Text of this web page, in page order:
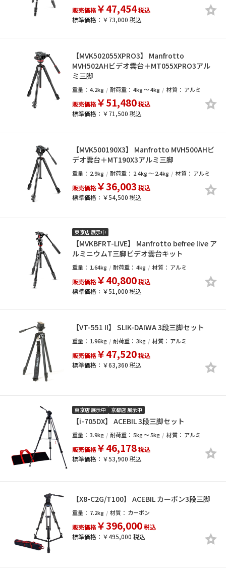
販売価格￥47,454税込
標準価格：￥73,000 税込
【MVK502055XPRO3】 Manfrotto
MVH502AHビデオ雲台＋MT055XPRO3アル
ミ三脚
重量： 4.2kg 耐荷重：4kg ～ 4kg 材質： アルミ
販売価格￥51,480税込
標準価格：￥71,500 税込
【MVK500190X3】 Manfrotto MVH500AHビ
デオ雲台＋MT190X3アルミ三脚
重量： 2.9kg 耐荷重： 2.4kg ～ 2.4kg 材質： アルミ
販売価格￥36,003 税込
標準価格：￥54,500 税込
東京店 展示中
【MVKBFRT-LIVE】 Manfrotto befree live ア
ルミニウムT三脚ビデオ雲台キット
重量： 1.64kg 耐荷重：4kg 材質： アルミ
販売価格￥40,800税込
標準価格：￥51,000 税込
【VT-551 II】 SLIK-DAIWA 3段三脚セット
重量： 1.96kg 耐荷重：3kg 材質： アルミ
販売価格￥47,520税込
標準価格：￥63,360 税込
東京店 展示中 京都店 展示中
【i-705DX】 ACEBIL 3段三脚セット
重量： 3.9kg 耐荷重：5kg ～ 5kg 材質： アルミ
販売価格￥46,178税込
標準価格：￥53,900 税込
【X8-C2G/T100】 ACEBIL カーボン3段三脚
重量： 7.2kg 材質： カーボン
販売価格￥396,000税込
標準価格：￥495,000 税込